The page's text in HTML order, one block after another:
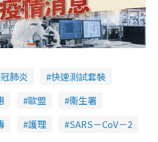
肺炎
快速測試套裝
歐盟
衞生署
護理 SARS－CoV－2